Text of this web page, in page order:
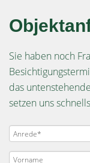
Sie haben noch
das
setzen uns